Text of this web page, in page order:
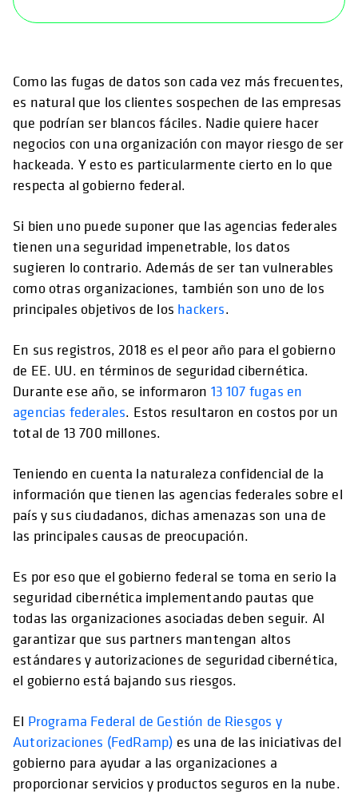
Como las fugas de datos son cada vez más frecuentes,
es natural que los clientes sospechen de las empresas
que podrían ser blancos fáciles. Nadie quiere hacer
negocios con una organización con mayor riesgo de ser
hackeada. Y esto es particularmente cierto en lo que
respecta al gobierno federal.
Si bien uno puede suponer que las agencias federales
tienen una seguridad impenetrable, los datos
sugieren lo contrario. Además de ser tan vulnerables
como otras organizaciones, también son uno de los
principales objetivos de los hackers.
En sus registros, 2018 es el peor año para el gobierno
de EE. UU. en términos de seguridad cibernética.
Durante ese año, se informaron 13 107 fugas en
agencias federales. Estos resultaron en costos por un
total de 13 700 millones.
Teniendo en cuenta la naturaleza confidencial de la
información que tienen las agencias federales sobre el
país y sus ciudadanos, dichas amenazas son una de
las principales causas de preocupación.
Es por eso que el gobierno federal se toma en serio la
seguridad cibernética implementando pautas que
todas las organizaciones asociadas deben seguir. Al
garantizar que sus partners mantengan altos
estándares y autorizaciones de seguridad cibernética,
el gobierno está bajando sus riesgos.
El Programa Federal de Gestión de Riesgos y
Autorizaciones (FedRamp) es una de las iniciativas del
gobierno para ayudar a las organizaciones a
proporcionar servicios y productos seguros en la nube.